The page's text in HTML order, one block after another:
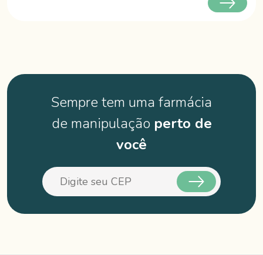
Sempre tem uma farmácia
de manipulação perto de
você